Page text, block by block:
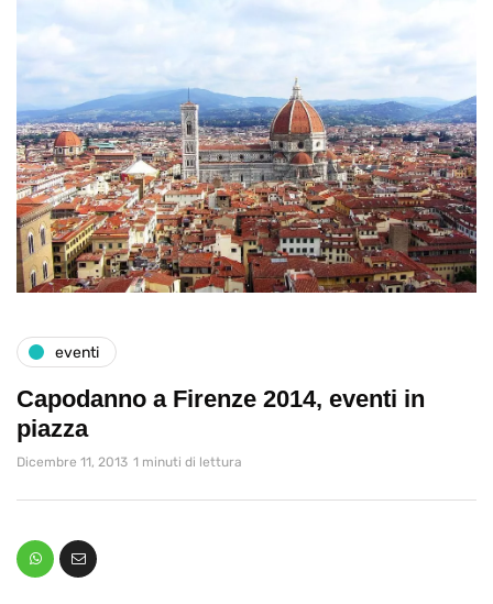
eventi
Capodanno a Firenze 2014, eventi in
piazza
Dicembre 11, 2013 1 minuti di lettura